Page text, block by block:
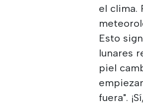
el clima.
Esto
lunares
piel
fuera".